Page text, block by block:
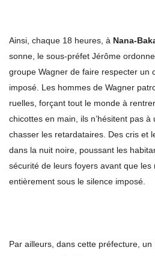
Ainsi, chaque 18 heures, à Nana-
sonne, le sous-préfet Jérôme
groupe Wagner de faire respecter un
imposé. Les hommes de Wagner
ruelles, forçant tout le monde à
chicottes en main, ils n’hésitent pas
chasser les retardataires. Des cris et
dans la nuit noire, poussant les
sécurité de leurs foyers avant que les
entièrement sous le silence imposé.
Par ailleurs, dans cette préfecture, un